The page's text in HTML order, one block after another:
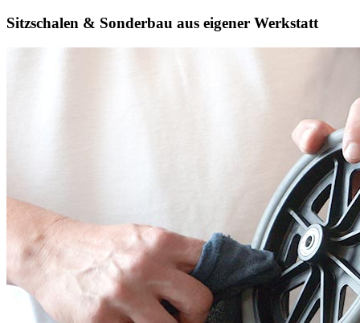
Sitzschalen & Sonderbau aus eigener Werkstatt